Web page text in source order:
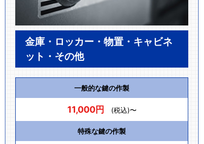
金庫・ロッカー・物置・キャビネ
ット・その他
一般的な鍵の作製
11,000円 (税込)〜
特殊な鍵の作製